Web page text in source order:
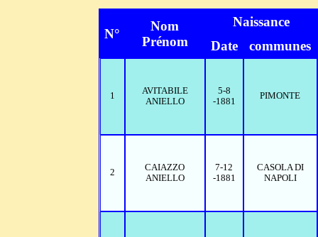
N°
Nom
Prénom
Naissance
Date
communes
1
AVITABILE
ANIELLO
5-8
-1881
PIMONTE
2
CAIAZZO
ANIELLO
7-12
-1881
CASOLA DI
NAPOLI